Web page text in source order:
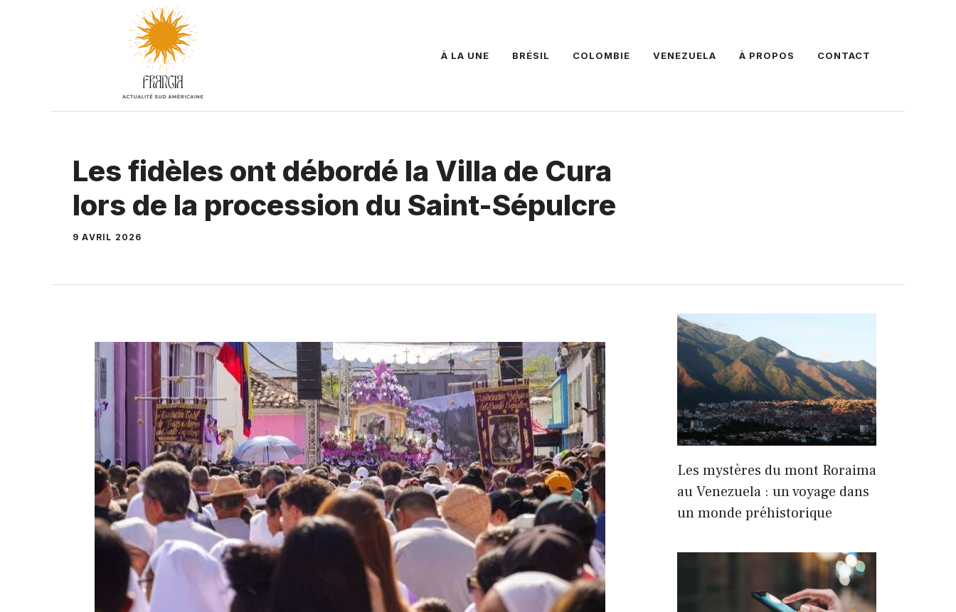
À LA UNE BRÉSIL COLOMBIE VENEZUELA À PROPOS CONTACT
Les fidèles ont débordé la Villa de Cura
lors de la procession du Saint-Sépulcre
9 AVRIL 2026
Les mystères du mont Roraima
au Venezuela : un voyage dans
un monde préhistorique